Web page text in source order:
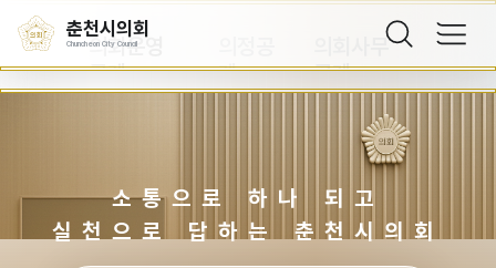
춘천시의회
Chuncheon City Council
의회운영
공개
개
의회사무
공개
소통으로 하나 되고
실천으로 답하는 춘천시의회